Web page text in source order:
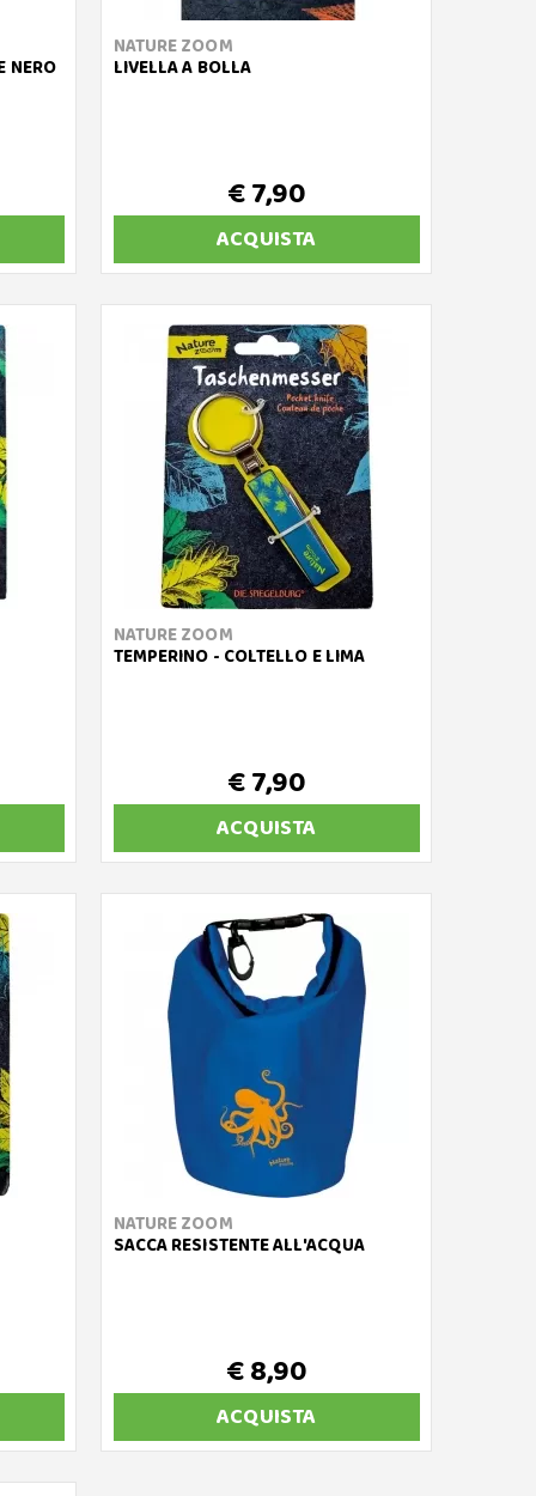
NERO
NATURE ZOOM
LIVELLA A BOLLA
€ 7,90
ACQUISTA
NATURE ZOOM
TEMPERINO - COLTELLO E LIMA
€ 7,90
ACQUISTA
NATURE ZOOM
SACCA RESISTENTE ALL'ACQUA
€ 8,90
ACQUISTA